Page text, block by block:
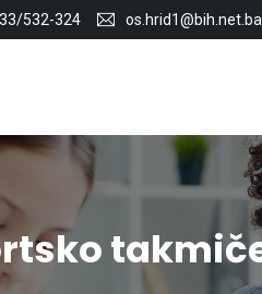
532-324 os.hrid1@bih.net.ba